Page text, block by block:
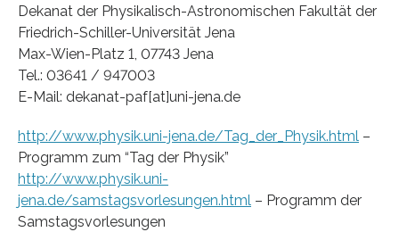
Dekanat der Physikalisch-Astronomischen Fakultät der
Friedrich-Schiller-Universität Jena
Max-Wien-Platz 1, 07743 Jena
Tel.: 03641 / 947003
E-Mail: dekanat-paf[at]uni-jena.de
http://www.physik.uni-jena.de/Tag_der_Physik.html –
Programm zum “Tag der Physik”
http://www.physik.uni-
jena.de/samstagsvorlesungen.html – Programm der
Samstagsvorlesungen